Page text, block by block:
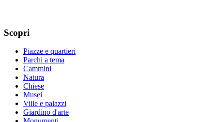
Scopri
Piazze e quartieri
Parchi a tema
Cammini
Natura
Chiese
Musei
Ville e palazzi
Giardino d'arte